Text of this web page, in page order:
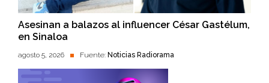
Asesinan a balazos al influencer César Gastélum,
en Sinaloa
agosto 5, 2026 Fuente: Noticias Radiorama